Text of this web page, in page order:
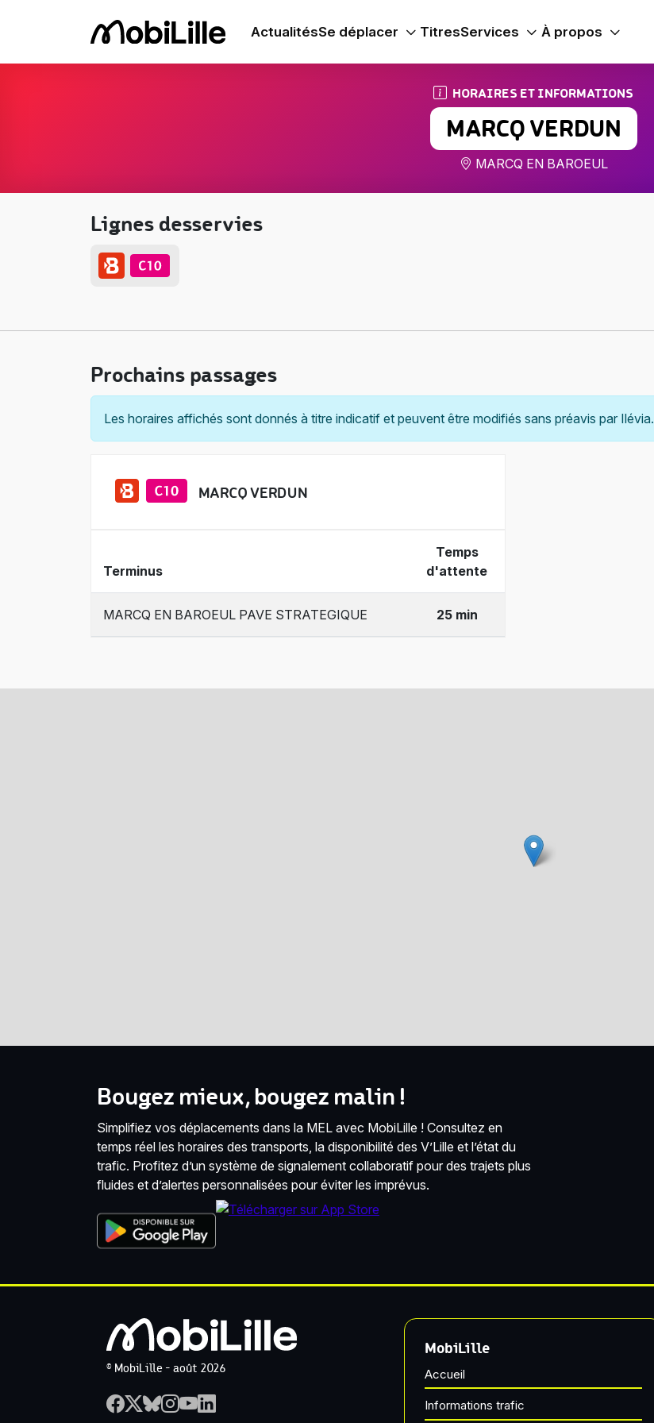
ActualitésSe déplacer TitresServices À propos
HORAIRES ET INFORMATIONS
MARCQ VERDUN
MARCQ EN BAROEUL
Lignes desservies
Prochains passages
Les horaires affichés sont donnés à titre indicatif et peuvent être modifiés sans préavis par Ilévia.
MARCQ VERDUN
Terminus
Temps
d'attente
MARCQ EN BAROEUL PAVE STRATEGIQUE 25 min
Bougez mieux, bougez malin !
Simplifiez vos déplacements dans la MEL avec MobiLille ! Consultez en
temps réel les horaires des transports, la disponibilité des V’Lille et l’état du
trafic. Profitez d’un système de signalement collaboratif pour des trajets plus
fluides et d’alertes personnalisées pour éviter les imprévus.
© MobiLille - août 2026
MobiLille
Accueil
Informations trafic